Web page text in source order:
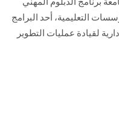
التعليمية، أحد البرامج
لقيادة عمليات التطوير